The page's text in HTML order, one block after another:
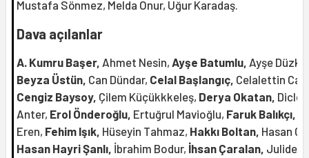
Mustafa Sönmez, Melda Onur, Uğur Karadaş.
Dava açılanlar
A. Kumru Başer, Ahmet Nesin, Ayşe Batumlu, Ayşe
Beyza Üstün, Can Dündar, Celal Başlangıç, Celalettin Can,
Cengiz Baysoy, Çilem Küçükkkeleş, Derya Okatan, Dicle
Anter, Erol Önderoğlu, Ertuğrul Mavioğlu, Faruk Balıkçı,
Eren, Fehim Işık, Hüseyin Tahmaz, Hakkı Boltan, Hasan
Hasan Hayri Şanlı, İbrahim Bodur, İhsan Çaralan, Julide